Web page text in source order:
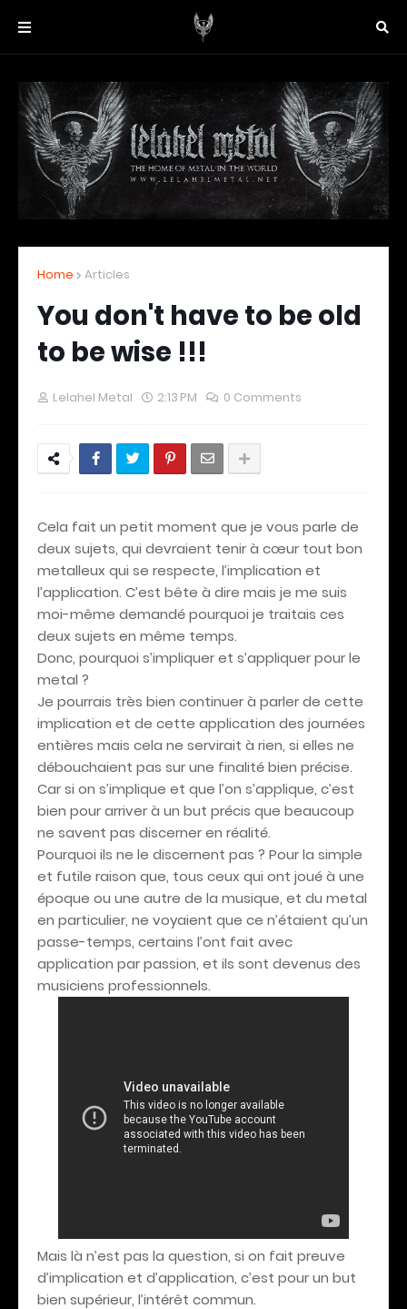
Home Articles
You don't have to be old
to be wise !!!
Lelahel Metal 2:13 PM 0 Comments
Cela fait un petit moment que je vous parle de
deux sujets, qui devraient tenir à cœur tout bon
metalleux qui se respecte, l’implication et
l’application. C’est bête à dire mais je me suis
moi-même demandé pourquoi je traitais ces
deux sujets en même temps.
Donc, pourquoi s’impliquer et s’appliquer pour le
metal ?
Je pourrais très bien continuer à parler de cette
implication et de cette application des journées
entières mais cela ne servirait à rien, si elles ne
débouchaient pas sur une finalité bien précise.
Car si on s’implique et que l’on s’applique, c’est
bien pour arriver à un but précis que beaucoup
ne savent pas discerner en réalité.
Pourquoi ils ne le discernent pas ? Pour la simple
et futile raison que, tous ceux qui ont joué à une
époque ou une autre de la musique, et du metal
en particulier, ne voyaient que ce n’étaient qu’un
passe-temps, certains l’ont fait avec
application par passion, et ils sont devenus des
musiciens professionnels.
Mais là n’est pas la question, si on fait preuve
d’implication et d’application, c’est pour un but
bien supérieur, l’intérêt commun.